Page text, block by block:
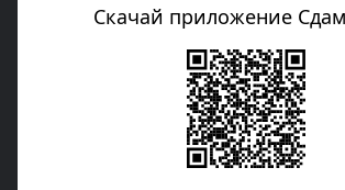
Скачай приложение